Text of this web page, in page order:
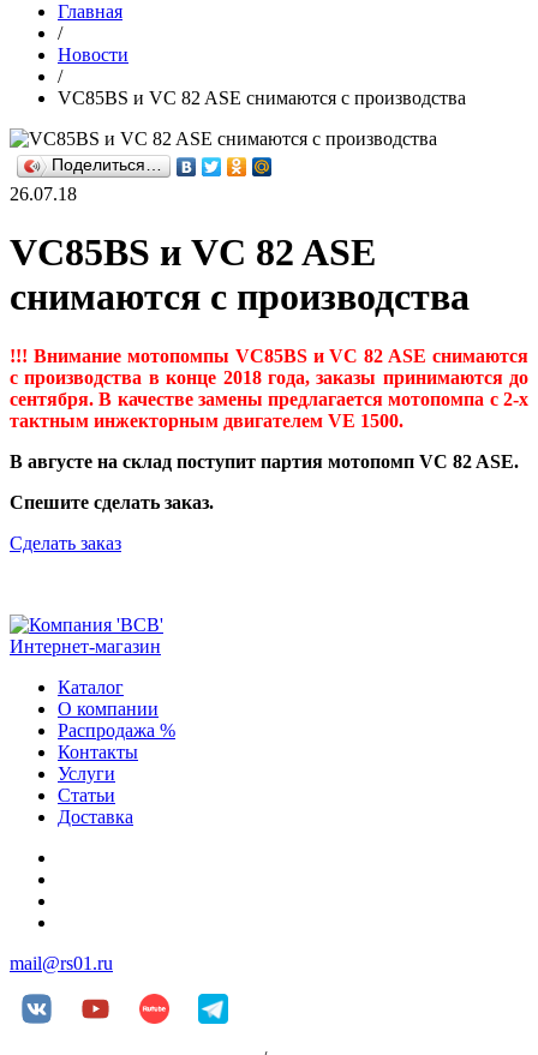
Главная
/
Новости
/
VC85BS и VC 82 ASE снимаются с производства
Поделиться…
26.07.18
VC85BS и VC 82 ASE
снимаются с производства
!!! Внимание мотопомпы VC85BS и VC 82 ASE снимаются
с производства в конце 2018 года, заказы принимаются до
сентября. В качестве замены предлагается мотопомпа с 2-х
тактным инжекторным двигателем VE 1500.
В августе на склад поступит партия мотопомп VC 82 ASE.
Спешите сделать заказ.
Сделать заказ
Интернет-магазин
Каталог
О компании
Распродажа %
Контакты
Услуги
Статьи
Доставка
mail@rs01.ru